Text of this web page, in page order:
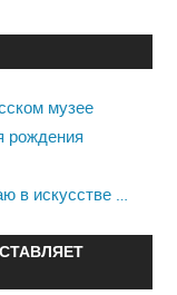
музее
рождения
в искусстве …